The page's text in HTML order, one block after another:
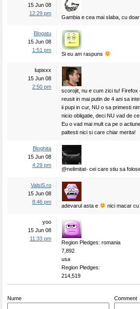
15 Jun 08
12:29 pm
Gambia e cea mai slaba, cu
Blogatu
15 Jun 08
1:51 pm
Si eu am raspuns
lupixxx
15 Jun 08
2:50 pm
scorojit, nu e cum zici tu!
reusit in mai putin de 4 ani sa
ii pupi in cur, NU o sa primesti
nicio obligatie, deci NU vad de
Eu o vad mai mult ca pe o
paltesti nici si care chiar merita!
Bloghita
15 Jun 08
4:29 pm
@nelimitat- cei care stiu sa
ValsiS.ro
15 Jun 08
8:46 pm
adevarul asta e nici macar cu
yoo
15 Jun 08
11:33 pm
Region Pledges: romania
7,892
usa
Region Pledges:
214,519
Nume Comment